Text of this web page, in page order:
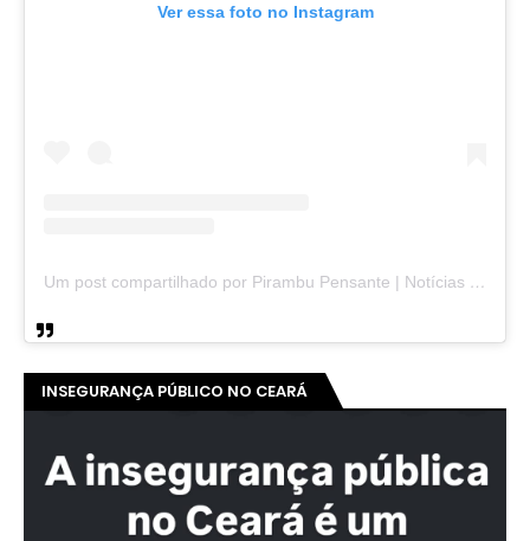
Ver essa foto no Instagram
Um post compartilhado por Pirambu Pensante | Notícias & Entretenimento (@pirambupensante)
INSEGURANÇA PÚBLICO NO CEARÁ